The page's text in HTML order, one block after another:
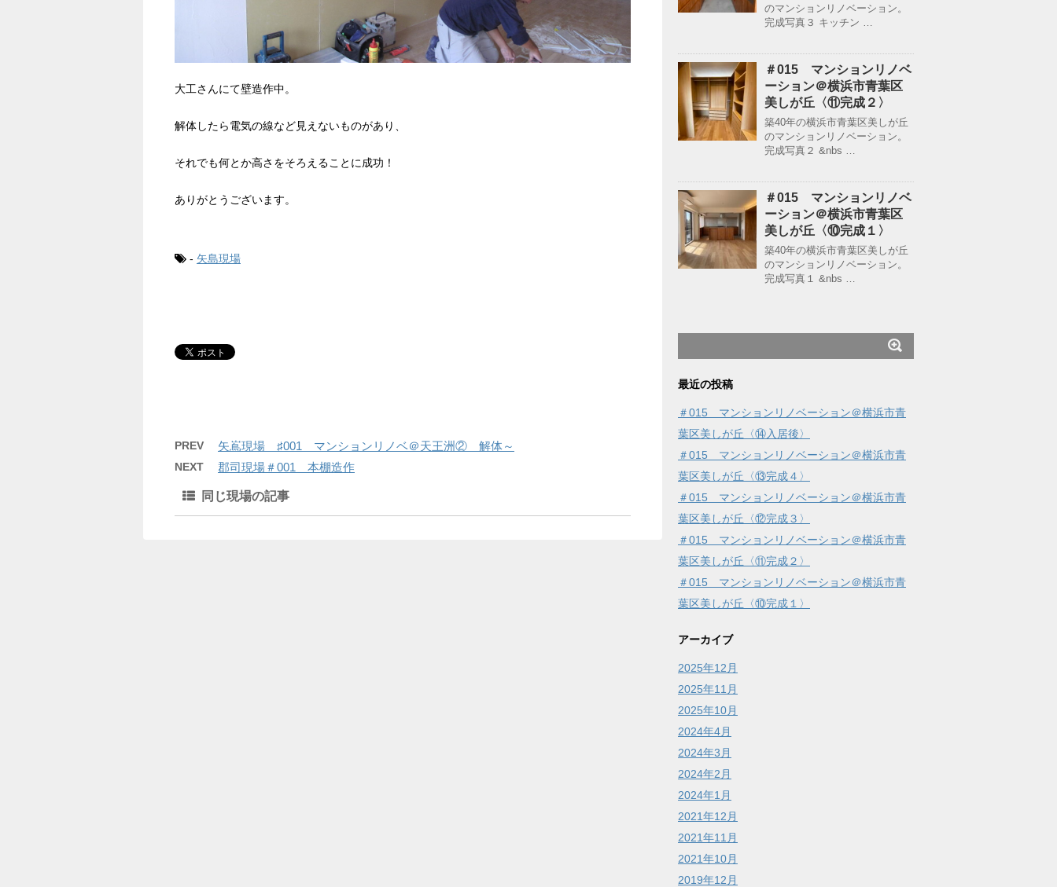
大工さんにて壁造作中。
解体したら電気の線など見えないものがあり、
それでも何とか高さをそろえることに成功！
ありがとうございます。
- 矢島現場
PREV 矢嶌現場 ♯001 マンションリノベ＠天王洲② 解体～
NEXT 郡司現場＃001 本棚造作
同じ現場の記事
のマンションリノベーション。
完成写真３ キッチン …
＃015 マンションリノベ
ーション＠横浜市青葉区
美しが丘〈⑪完成２〉
築40年の横浜市青葉区美しが丘
のマンションリノベーション。
完成写真２ &nbs …
＃015 マンションリノベ
ーション＠横浜市青葉区
美しが丘〈⑩完成１〉
築40年の横浜市青葉区美しが丘
のマンションリノベーション。
完成写真１ &nbs …
最近の投稿
＃015 マンションリノベーション＠横浜市青
葉区美しが丘〈⑭入居後〉
＃015 マンションリノベーション＠横浜市青
葉区美しが丘〈⑬完成４〉
＃015 マンションリノベーション＠横浜市青
葉区美しが丘〈⑫完成３〉
＃015 マンションリノベーション＠横浜市青
葉区美しが丘〈⑪完成２〉
＃015 マンションリノベーション＠横浜市青
葉区美しが丘〈⑩完成１〉
アーカイブ
2025年12月
2025年11月
2025年10月
2024年4月
2024年3月
2024年2月
2024年1月
2021年12月
2021年11月
2021年10月
2019年12月